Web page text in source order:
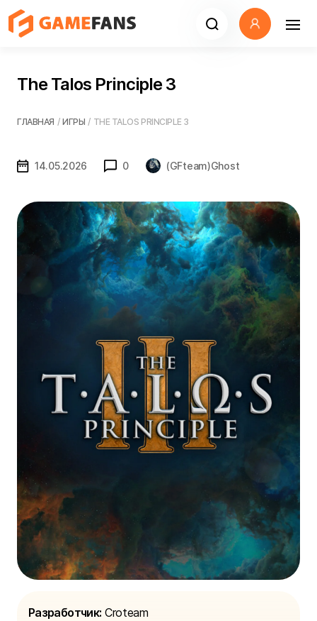
The Talos Principle 3
ГЛАВНАЯ / ИГРЫ / THE TALOS PRINCIPLE 3
14.05.2026 0 (GFteam)Ghost
Разработчик: Croteam